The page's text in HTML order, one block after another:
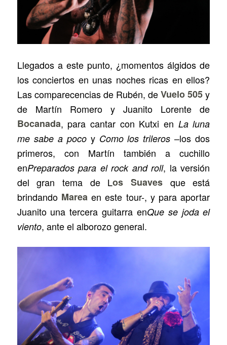
Llegados a este punto, ¿momentos álgidos de
los conciertos en unas noches ricas en ellos?
Las comparecencias de Rubén, deVuelo 505y
de Martín Romero y Juanito Lorente de
Bocanada, para cantar con Kutxi en La luna
me sabe a pocoy Como los trileros –los dos
primeros, con Martín también a cuchillo
enPreparados para el rock and roll, la versión
del gran tema de Los Suaves que está
brindando Mareaen este tour-, y para aportar
Juanito una tercera guitarra enQue se joda el
viento, ante el alborozo general.